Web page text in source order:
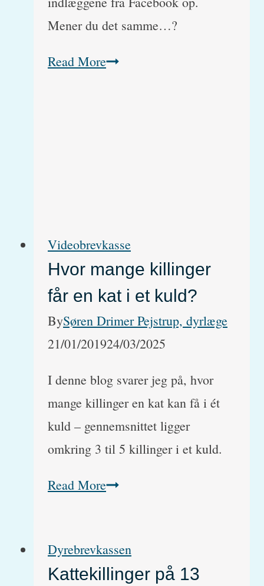
Mener du det samme…?
Read MoreØremærkning
Videobrevkasse
Hvor mange killinger
får en kat i et kuld?
BySøren Drimer Pejstrup, dyrlæge
21/01/201924/03/2025
I denne blog svarer jeg på, hvor
mange killinger en kat kan få i ét
kuld – gennemsnittet ligger
omkring 3 til 5 killinger i et kuld.
Read MoreHvor
får
en
Dyrebrevkassen
Kattekillinger på 13